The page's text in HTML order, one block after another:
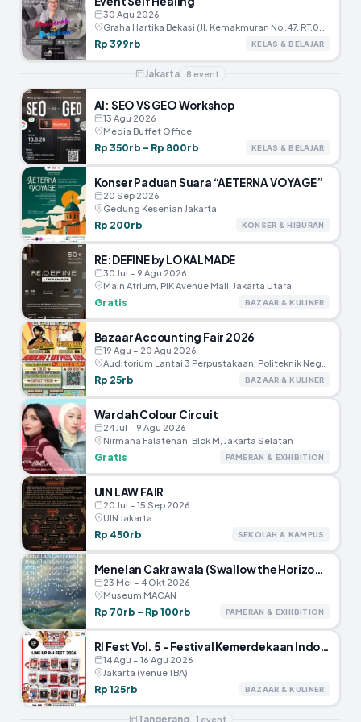
30 Agu 2026
Rp 399rb KELAS & BELAJAR
Jakarta 8 event
AI: SEO VS GEO Workshop
13 Agu 2026
Media Buffet Office
Rp 350rb – Rp 800rb KELAS & BELAJAR
Konser Paduan Suara “AETERNA VOYAGE”
20 Sep 2026
Gedung Kesenian Jakarta
Rp 200rb KONSER & HIBURAN
RE:DEFINE by LOKALMADE
30 Jul – 9 Agu 2026
Main Atrium, PIK Avenue Mall, Jakarta Utara
Gratis BAZAAR & KULINER
Bazaar Accounting Fair 2026
19 Agu – 20 Agu 2026
Rp 25rb BAZAAR & KULINER
Wardah Colour Circuit
24 Jul – 9 Agu 2026
Nirmana Falatehan, Blok M, Jakarta Selatan
Gratis PAMERAN & EXHIBITION
UIN LAW FAIR
20 Jul – 15 Sep 2026
UIN Jakarta
Rp 450rb SEKOLAH & KAMPUS
Menelan Cakrawala (Swallow the Horizon) – Museum MACAN
23 Mei – 4 Okt 2026
Museum MACAN
Rp 70rb – Rp 100rb PAMERAN & EXHIBITION
RI Fest Vol. 5 – Festival Kemerdekaan Indonesia
14 Agu – 16 Agu 2026
Jakarta (venue TBA)
Rp 125rb BAZAAR & KULINER
Tangerang 1 event